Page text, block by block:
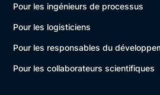
Pour les ingénieurs de processus
Pour les logisticiens
Pour les responsables du
Pour les collaborateurs scientifiques